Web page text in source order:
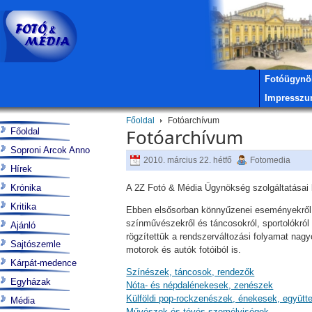
Főoldal Fotóarchívum
Fotóarchívum
2010. március 22. hétfő Fotomedia
A 2Z Fotó & Média Ügynökség
Ebben elsősorban könnyűzenei
színművészekről és táncosokról,
rögzítettük a rendszerváltozási folyamat
motorok és autók fotóiból is.
Színészek, táncosok, rendezők
Nóta- és népdalénekesek, zenészek
Külföldi pop-rockzenészek, énekesek,
Főoldal
Soproni Arcok Anno
Hírek
Krónika
Kritika
Ajánló
Sajtószemle
Kárpát-medence
Egyházak
Média